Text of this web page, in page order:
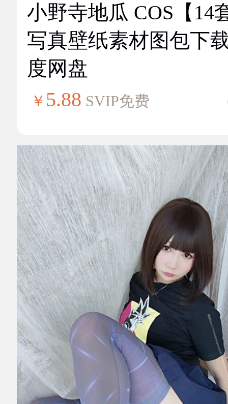
小野寺地瓜 COS【14
写真壁纸素材图包下
度网盘
￥ 5.88 SVIP免费